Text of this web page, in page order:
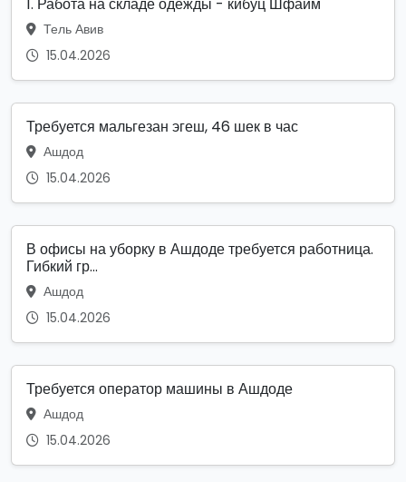
Тель Авив
15.04.2026
Требуется мальгезан эгеш, 46 шек в час
Ашдод
15.04.2026
В офисы на уборку в Ашдоде требуется работница.
Гибкий гр...
Ашдод
15.04.2026
Требуется оператор машины в Ашдоде
Ашдод
15.04.2026